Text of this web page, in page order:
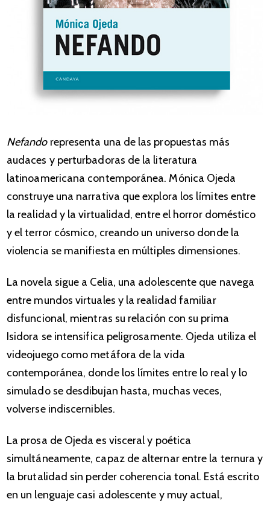
Nefandorepresenta una de las propuestas más
audaces y perturbadoras de la literatura
latinoamericana contemporánea. Mónica Ojeda
construye una narrativa que explora los límites entre
la realidad y la virtualidad, entre el horror doméstico
y el terror cósmico, creando un universo donde la
violencia se manifiesta en múltiples dimensiones.
La novela sigue a Celia, una adolescente que navega
entre mundos virtuales y la realidad familiar
disfuncional, mientras su relación con su prima
Isidora se intensifica peligrosamente. Ojeda utiliza el
videojuego como metáfora de la vida
contemporánea, donde los límites entre lo real y lo
simulado se desdibujan hasta, muchas veces,
volverse indiscernibles.
La prosa de Ojeda es visceral y poética
simultáneamente, capaz de alternar entre la ternura y
la brutalidad sin perder coherencia tonal. Está escrito
en un lenguaje casi adolescente y muy actual,